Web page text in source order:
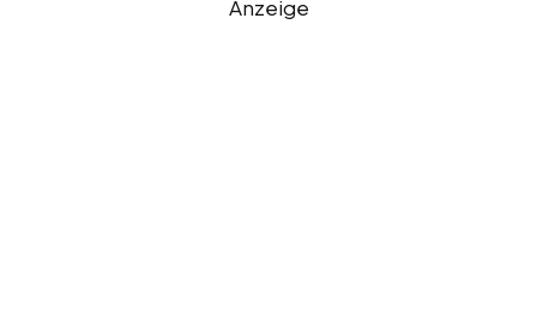
Anzeige